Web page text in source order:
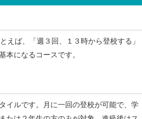
えば、「週３回、１３時から登校する」
本になるコースです。
イルです。月に一回の登校が可能で、学